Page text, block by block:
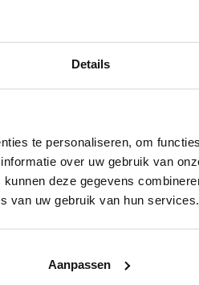
Details
te personaliseren, om
over uw gebruik van
deze gegevens
van uw gebruik van hun services.
Aanpassen
design.
H2O-techniek
heeft.